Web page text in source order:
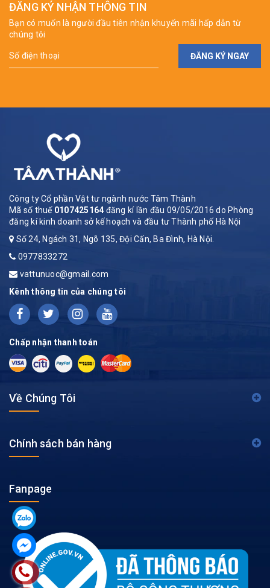
ĐĂNG KÝ NHẬN THÔNG TIN
Bạn có muốn là người đầu tiên nhận khuyến mãi hấp dẫn từ
chúng tôi
ĐĂNG KÝ NGAY
Công ty Cổ phần Vật tư ngành nước Tâm Thành
Mã số thuế 0107425164 đăng kí lần đầu 09/05/2016 do Phòng
đăng kí kinh doanh sở kế hoạch và đầu tư Thành phố Hà Nội
Số 24, Ngách 31, Ngõ 135, Đội Cấn, Ba Đình, Hà Nội.
0977833272
vattunuoc@gmail.com
Kênh thông tin của chúng tôi
Chấp nhận thanh toán
Về Chúng Tôi
Chính sách bán hàng
Fanpage